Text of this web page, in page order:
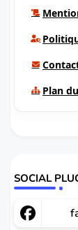
Plan
SOCIAL